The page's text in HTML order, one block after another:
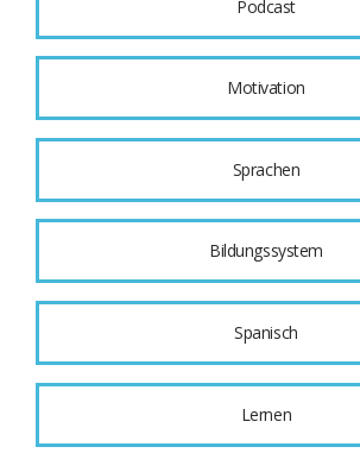
Podcast
Motivation
Sprachen
Bildungssystem
Spanisch
Lernen